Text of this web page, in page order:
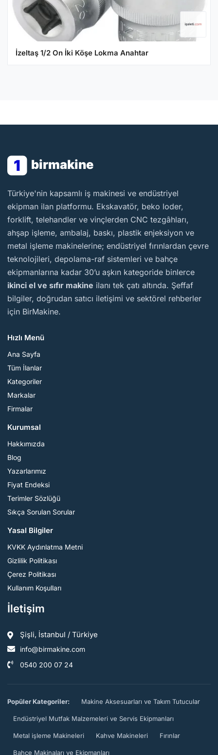
İzeltaş 1/2 On İki Köşe Lokma Anahtar
1 birmakine
BirMakine
Türkiye'nin kapsamlı iş makinesi ve endüstriyel
ekipman ilan platformu. Ekskavatör, beko loder,
forklift, telehandler ve vinçlerden CNC tezgâhları,
ahşap işleme, ambalaj, baskı, plastik enjeksiyon ve
metal işleme makinelerine; endüstriyel fırınlardan çevre
teknolojileri, depolama-raf sistemleri ve bahçe
ekipmanlarına kadar 30’u aşkın kategoride binlerce
ikinci el ve sıfır makine ilanı tek çatı altında. Şeffaf
bilgiler, doğrudan satıcı iletişimi ve sektörel rehberler
için BirMakine.
Hızlı Menü
Ana Sayfa
Tüm İlanlar
Kategoriler
Markalar
Firmalar
Kurumsal
Hakkımızda
Blog
Yazarlarımız
Fiyat Endeksi
Terimler Sözlüğü
Sıkça Sorulan Sorular
Yasal Bilgiler
KVKK Aydınlatma Metni
Gizlilik Politikası
Çerez Politikası
Kullanım Koşulları
İletişim
Şişli, İstanbul / Türkiye
info@birmakine.com
0540 200 07 24
Popüler Kategoriler: Makine Aksesuarları ve Takım Tutucular
Endüstriyel Mutfak Malzemeleri ve Servis Ekipmanları
Metal işleme Makineleri Kahve Makineleri Fırınlar
Bahçe Makinaları ve Ekipmanları